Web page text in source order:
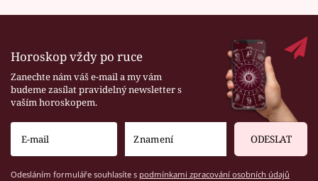
Horoskop vždy po ruce
Zanechte nám váš e-mail a my vám
budeme zasílat pravidelný newsletter s
vaším horoskopem.
ODESLAT
Odesláním formuláře souhlasíte s podmínkami zpracování osobních údajů